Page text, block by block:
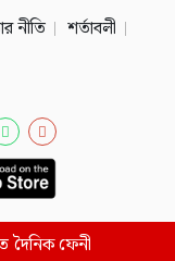
নীতি
শর্তাবলী
দৈনিক ফেনী